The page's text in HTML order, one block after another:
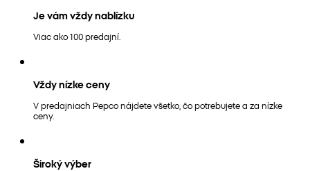
Je vám vždy nablízku
Viac ako 100 predajní.
Vždy nízke ceny
V predajniach Pepco nájdete všetko, čo potrebujete a za nízke
ceny.
Široký výber